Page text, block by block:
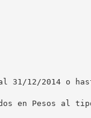
31/12/2014 o
en Pesos